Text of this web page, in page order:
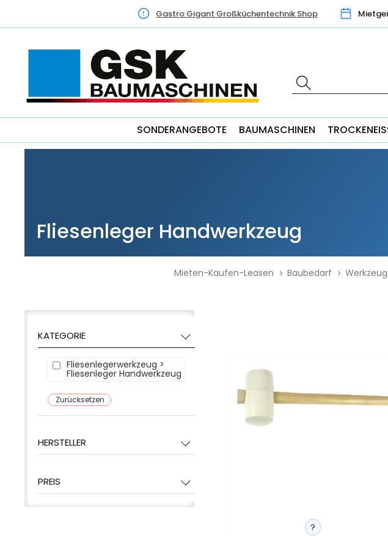
Gastro Gigant Großküchentechnik Shop
SONDERANGEBOTE BAUMASCHINEN
Fliesenleger Handwerkzeug
Mieten-Kaufen-Leasen Baubedarf
KATEGORIE
Fliesenlegerwerkzeug >
Fliesenleger Handwerkzeug
Zurücksetzen
HERSTELLER
PREIS
?